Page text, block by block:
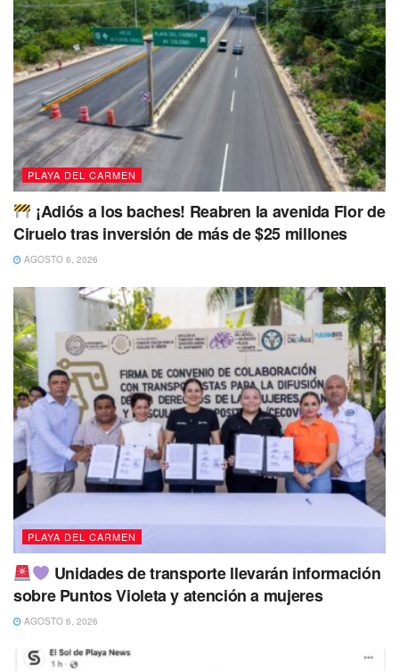
que actúe de esta manera será
reconocido públicamente. Sigamos
trabajando conforme al derecho, la ética y
la responsabilidad”, señaló la alcaldesa.
Por su parte, el secretario de Seguridad Pública y Tránsito
Municipal,Raúl Tassinari, instó a los elementos de
seguridad a actuar con responsabilidad, ya que son
prestadores de servicios a la ciudadanía, quienes son
los jueces más exigentes.
Te Puede Interesar:
Invita Segunda Regiduría al pic-nic
masivo en el Parque Metropolitano
Tassinari expresó la necesidad de convertirse en la mejor
policía estatal, demostrar el ejemplo en la península y
aspirar a ser la mejor a nivel nacional, lo cual requiere
avanzar en la responsabilidad en beneficio de las familias.
PLAYA DEL CARMEN
¡Adiós a los baches! Reabren la avenida Flor de
Ciruelo tras inversión de más de $25 millones
AGOSTO 6, 2026
PLAYA DEL CARMEN
Unidades de transporte llevarán información
sobre Puntos Violeta y atención a mujeres
AGOSTO 6, 2026